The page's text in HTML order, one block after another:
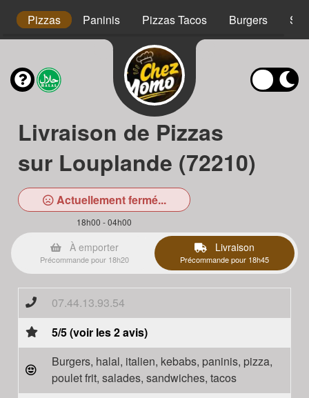
Pizzas Paninis Pizzas Tacos Burgers
Livraison de Pizzas
sur Louplande (72210)
Actuellement fermé...
18h00 - 04h00
À emporter
Précommande pour 18h20
Livraison
Précommande pour 18h45
07.44.13.93.54
5/5 (voir les 2 avis)
Burgers, halal, italien, kebabs, paninis, pizza,
poulet frit, salades, sandwiches, tacos